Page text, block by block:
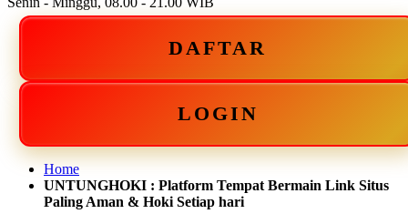
DAFTAR
LOGIN
Home
UNTUNGHOKI : Platform Tempat Bermain Link Situs
Paling Aman & Hoki Setiap hari